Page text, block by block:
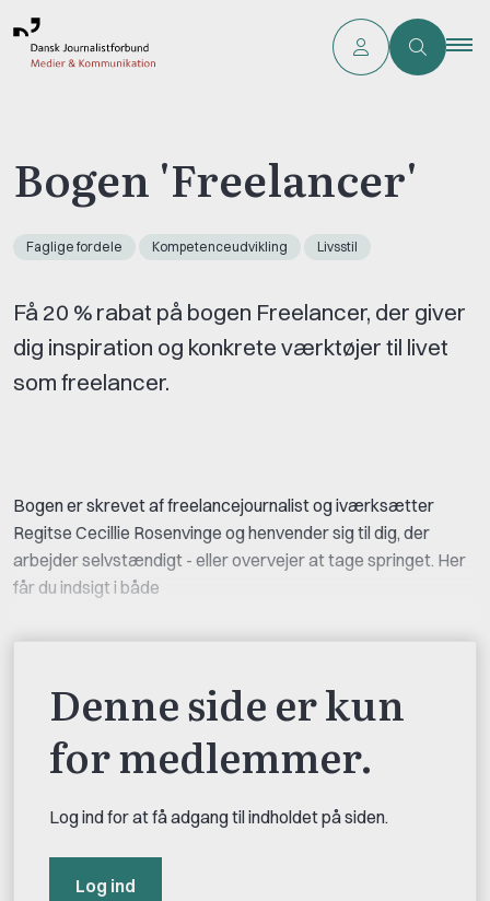
Bogen 'Freelancer'
Faglige fordele Kompetenceudvikling Livsstil
Få 20 % rabat på bogen Freelancer, der giver
dig inspiration og konkrete værktøjer til livet
som freelancer.
Bogen er skrevet af freelancejournalist og iværksætter
Regitse Cecillie Rosenvinge og henvender sig til dig, der
arbejder selvstændigt - eller overvejer at tage springet. Her
får du indsigt i både
Denne side er kun
for medlemmer.
Log ind for at få adgang til indholdet på siden.
Log ind